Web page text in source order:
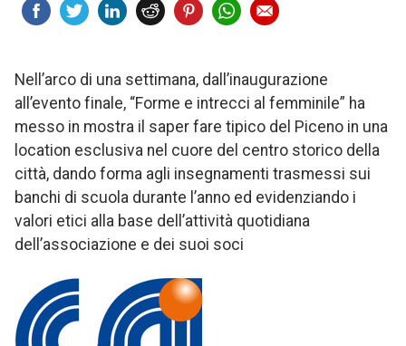
Nell’arco di una settimana, dall’inaugurazione
all’evento finale, “Forme e intrecci al femminile” ha
messo in mostra il saper fare tipico del Piceno in una
location esclusiva nel cuore del centro storico della
città, dando forma agli insegnamenti trasmessi sui
banchi di scuola durante l’anno ed evidenziando i
valori etici alla base dell’attività quotidiana
dell’associazione e dei suoi soci